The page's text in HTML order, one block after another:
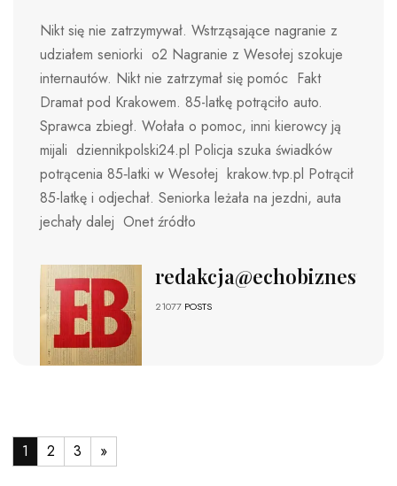
Nikt się nie zatrzymywał. Wstrząsające nagranie z
udziałem seniorki o2 Nagranie z Wesołej szokuje
internautów. Nikt nie zatrzymał się pomóc Fakt
Dramat pod Krakowem. 85-latkę potrąciło auto.
Sprawca zbiegł. Wołała o pomoc, inni kierowcy ją
mijali dziennikpolski24.pl Policja szuka świadków
potrącenia 85‑latki w Wesołej krakow.tvp.pl Potrącił
85-latkę i odjechał. Seniorka leżała na jezdni, auta
jechały dalej Onet źródło
redakcja@echobiznesu.pl
21077 POSTS
1 2 3 »